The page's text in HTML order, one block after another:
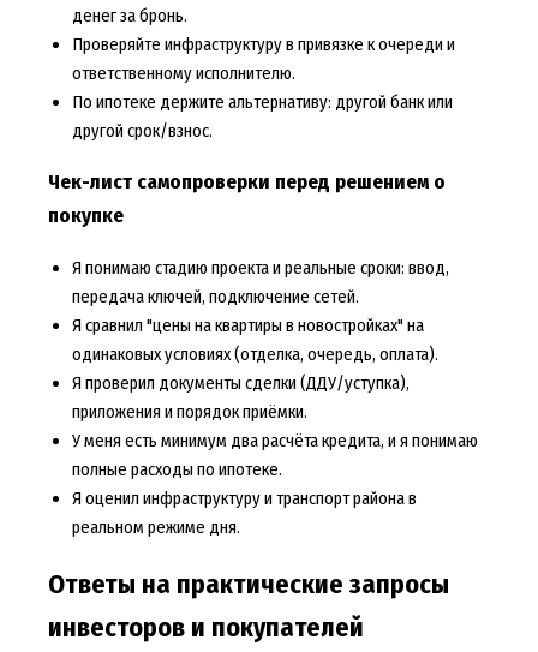
денег за бронь.
Проверяйте инфраструктуру в привязке к очереди и
ответственному исполнителю.
По ипотеке держите альтернативу: другой банк или
другой срок/взнос.
Чек-лист самопроверки перед решением о
покупке
Я понимаю стадию проекта и реальные сроки: ввод,
передача ключей, подключение сетей.
Я сравнил "цены на квартиры в новостройках" на
одинаковых условиях (отделка, очередь, оплата).
Я проверил документы сделки (ДДУ/уступка),
приложения и порядок приёмки.
У меня есть минимум два расчёта кредита, и я понимаю
полные расходы по ипотеке.
Я оценил инфраструктуру и транспорт района в
реальном режиме дня.
Ответы на практические запросы
инвесторов и покупателей